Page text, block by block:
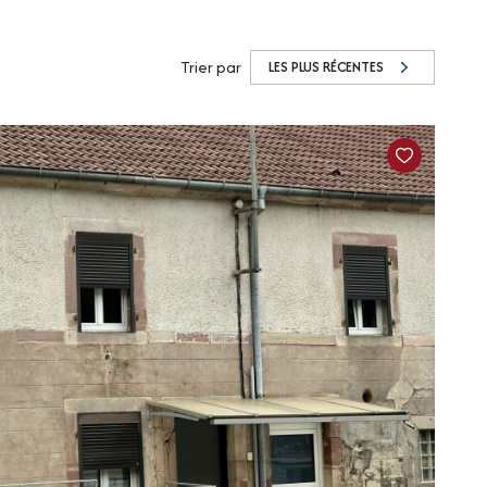
Trier par LES PLUS RÉCENTES